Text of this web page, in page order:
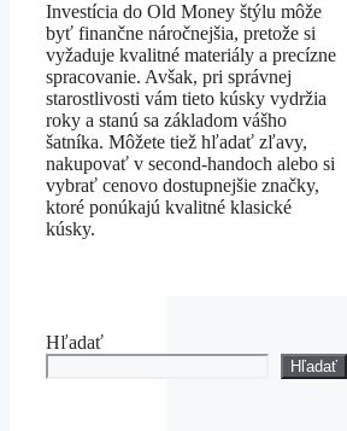
Investícia do Old Money štýlu môže
byť finančne náročnejšia, pretože si
vyžaduje kvalitné materiály a precízne
spracovanie. Avšak, pri správnej
starostlivosti vám tieto kúsky vydržia
roky a stanú sa základom vášho
šatníka. Môžete tiež hľadať zľavy,
nakupovať v second-handoch alebo si
vybrať cenovo dostupnejšie značky,
ktoré ponúkajú kvalitné klasické
kúsky.
Hľadať
Hľadať